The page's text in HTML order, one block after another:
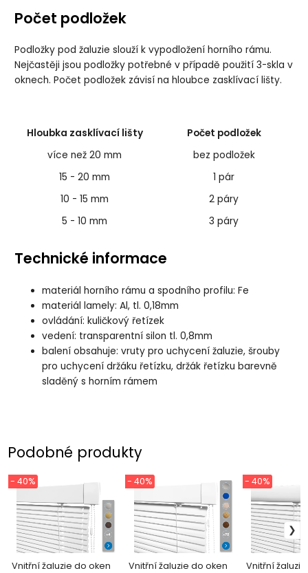
Počet podložek
Podložky pod žaluzie slouží k vypodložení horního rámu.
Nejčastěji jsou podložky potřebné v případě použití 3-skla v
oknech. Počet podložek závisí na hloubce zasklívací lišty.
Hloubka zasklívací lišty
Počet podložek
více než 20 mm
bez podložek
15 - 20 mm
1 pár
10 - 15 mm
2 páry
5 - 10 mm
3 páry
Technické informace
materiál horního rámu a spodního profilu: Fe
materiál lamely: Al, tl. 0,18mm
ovládání: kuličkový řetízek
vedení: transparentní silon tl. 0,8mm
balení obsahuje: vruty pro uchycení žaluzie, šrouby
pro uchycení držáku řetízku, držák řetízku barevně
sladěný s horním rámem
Podobné produkty
Vnitřní žaluzie do oken
- 40%
Vnitřní žaluzie do oken
- 40%
Vnitřní
- 40%